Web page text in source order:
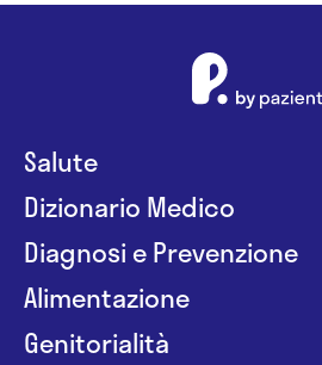
Salute
Dizionario Medico
Diagnosi e Prevenzione
Alimentazione
Genitorialità